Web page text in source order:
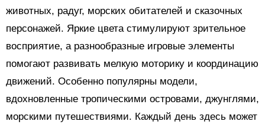
животных, радуг, морских обитателей и сказочных
персонажей. Яркие цвета стимулируют зрительное
восприятие, а разнообразные игровые элементы
помогают развивать мелкую моторику и координацию
движений. Особенно популярны модели,
вдохновленные тропическими островами, джунглями,
морскими путешествиями. Каждый день здесь может